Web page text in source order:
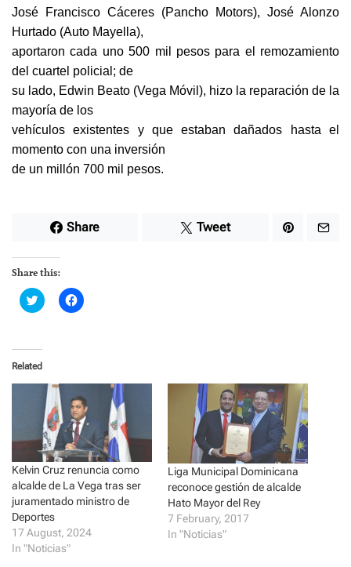
José Francisco Cáceres (Pancho Motors), José Alonzo
Hurtado (Auto Mayella),
aportaron cada uno 500 mil pesos para el remozamiento
del cuartel policial; de
su lado, Edwin Beato (Vega Móvil), hizo la reparación de la
mayoría de los
vehículos existentes y que estaban dañados hasta el
momento con una inversión
de un millón 700 mil pesos.
Share Tweet
Share this:
C
l
t
o
s
o
n
T
w
i
t
t
e
r
(
O
p
e
n
C
l
r
e
o
n
F
a
c
e
b
o
o
O
Related
Kelvin Cruz renuncia como
alcalde de La Vega tras ser
juramentado ministro de
Deportes
17 August, 2024
In "Noticias"
Liga Municipal Dominicana
reconoce gestión de alcalde
Hato Mayor del Rey
7 February, 2017
In "Noticias"